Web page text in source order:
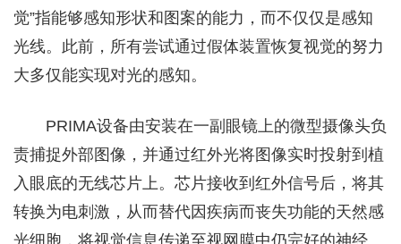
觉”指能够感知形状和图案的能力，而不仅仅是感知
光线。此前，所有尝试通过假体装置恢复视觉的努力
大多仅能实现对光的感知。
PRIMA设备由安装在一副眼镜上的微型摄像头负
责捕捉外部图像，并通过红外光将图像实时投射到植
入眼底的无线芯片上。芯片接收到红外信号后，将其
转换为电刺激，从而替代因疾病而丧失功能的天然感